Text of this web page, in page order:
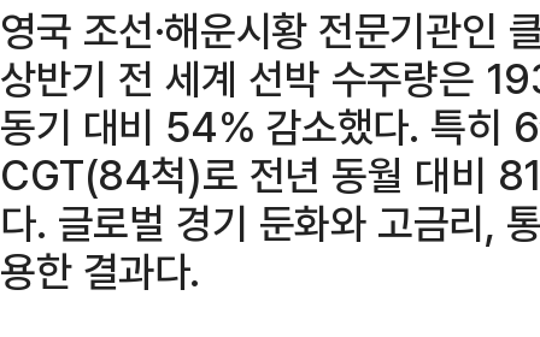
영국 조선·해운시황 전문기관인
상반기 전 세계 선박 수주량은
동기 대비 54% 감소했다. 특히
CGT(84척)로 전년 동월 대비
다. 글로벌 경기 둔화와 고금리,
용한 결과다.